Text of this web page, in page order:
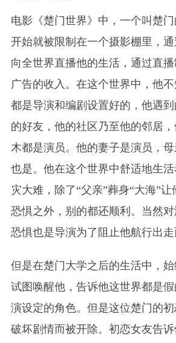
电影《楚门世界》中，一个叫楚
开始就被限制在一个摄影棚里，
向全世界直播他的生活，通过直
广告的收入。在这个世界中，他
都是导演和编剧设置好的，他遇
的好友，他的社区乃至他的邻居
木都是演员。他的妻子是演员，
也是。他在这个世界中舒适地生
灾大难，除了“父亲”葬身“大海”
恐惧之外，别的都还顺利。当然
恐惧也是导演为了阻止他航行出走
但是在楚门大学之后的生活中，
试图唤醒他，告诉他这世界都是
演设定的角色。但是这位楚门的
破坏剧情而被开除。初恋女友告